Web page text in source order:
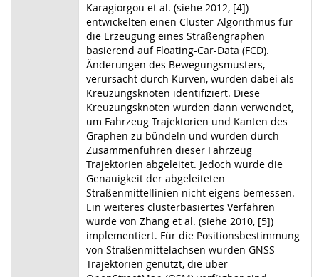
Karagiorgou et al. (siehe 2012, [4])
entwickelten einen Cluster-Algorithmus für
die Erzeugung eines Straßengraphen
basierend auf Floating-Car-Data (FCD).
Änderungen des Bewegungsmusters,
verursacht durch Kurven, wurden dabei als
Kreuzungsknoten identifiziert. Diese
Kreuzungsknoten wurden dann verwendet,
um Fahrzeug Trajektorien und Kanten des
Graphen zu bündeln und wurden durch
Zusammenführen dieser Fahrzeug
Trajektorien abgeleitet. Jedoch wurde die
Genauigkeit der abgeleiteten
Straßenmittellinien nicht eigens bemessen.
Ein weiteres clusterbasiertes Verfahren
wurde von Zhang et al. (siehe 2010, [5])
implementiert. Für die Positionsbestimmung
von Straßenmittelachsen wurden GNSS-
Trajektorien genutzt, die über